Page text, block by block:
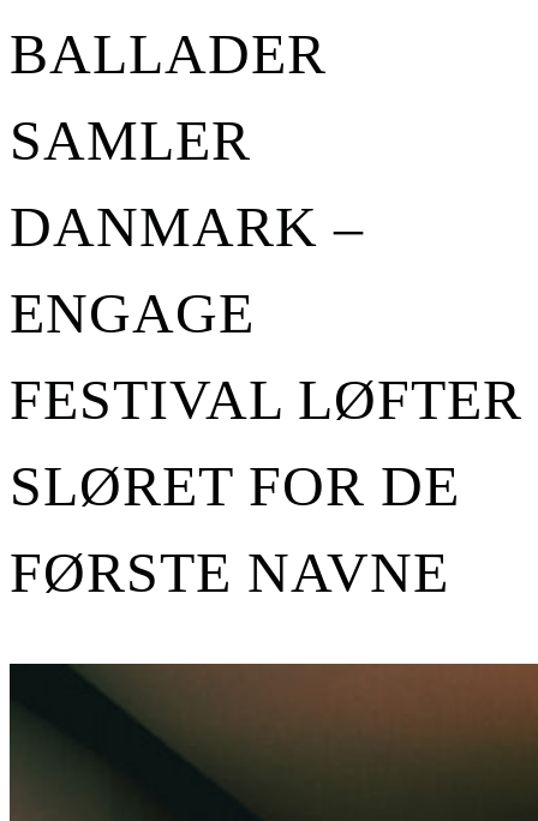
BALLADER
SAMLER
DANMARK –
ENGAGE
FESTIVAL LØFTER
SLØRET FOR DE
FØRSTE NAVNE